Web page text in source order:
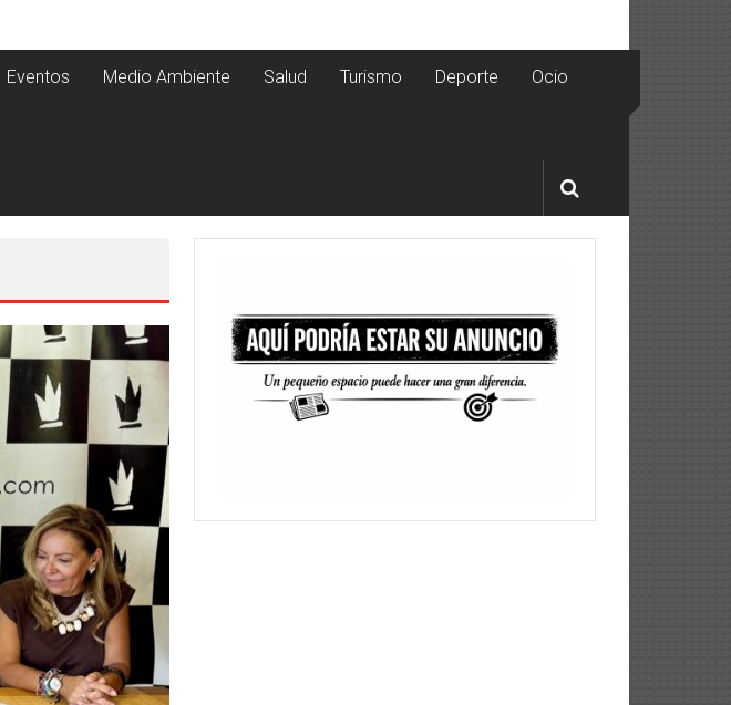
Eventos Medio Ambiente Salud Turismo Deporte Ocio